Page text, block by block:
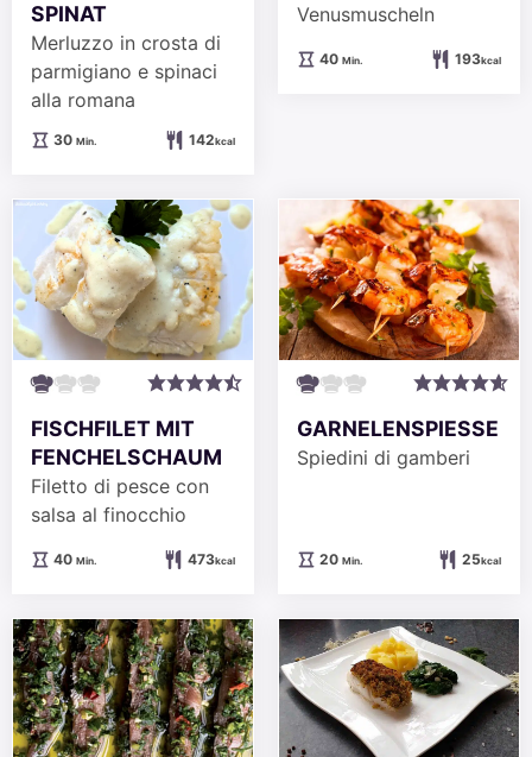
SPINAT
Merluzzo in crosta di
parmigiano e spinaci
alla romana
30Minuten
Min. 142kcal
Venusmuscheln
40Minuten
Min. 193kcal
FISCHFILET MIT
FENCHELSCHAUM
Filetto di pesce con
salsa al finocchio
40Minuten
Min. 473kcal
GARNELENSPIESSE
Spiedini di gamberi
20Minuten
Min. 25kcal